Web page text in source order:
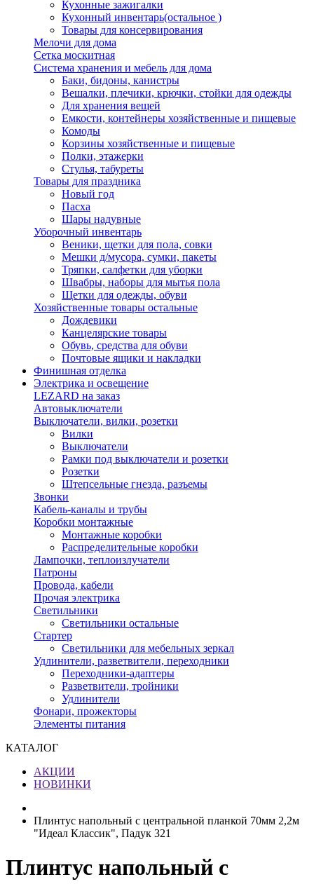
Кухонные зажигалки
Кухонный инвентарь(остальное )
Товары для консервирования
Мелочи для дома
Сетка москитная
Система хранения и мебель для дома
Баки, бидоны, канистры
Вешалки, плечики, крючки, стойки для одежды
Для хранения вещей
Емкости, контейнеры хозяйственные и пищевые
Комоды
Корзины хозяйственные и пищевые
Полки, этажерки
Стулья, табуреты
Товары для праздника
Новый год
Пасха
Шары надувные
Уборочный инвентарь
Веники, щетки для пола, совки
Мешки д/мусора, сумки, пакеты
Тряпки, салфетки для уборки
Швабры, наборы для мытья пола
Щетки для одежды, обуви
Хозяйственные товары остальные
Дождевики
Канцелярские товары
Обувь, средства для обуви
Почтовые ящики и накладки
Финишная отделка
Электрика и освещение
LEZARD на заказ
Автовыключатели
Выключатели, вилки, розетки
Вилки
Выключатели
Рамки под выключатели и розетки
Розетки
Штепсельные гнезда, разъемы
Звонки
Кабель-каналы и трубы
Коробки монтажные
Монтажные коробки
Распределительные коробки
Лампочки, теплоизлучатели
Патроны
Провода, кабели
Прочая электрика
Светильники
Светильники остальные
Стартер
Светильники для мебельных зеркал
Удлинители, разветвители, переходники
Переходники-адаптеры
Разветвители, тройники
Удлинители
Фонари, прожекторы
Элементы питания
КАТАЛОГ
АКЦИИ
НОВИНКИ
Плинтус напольный с центральной планкой 70мм 2,2м
"Идеал Классик", Падук 321
Плинтус напольный с